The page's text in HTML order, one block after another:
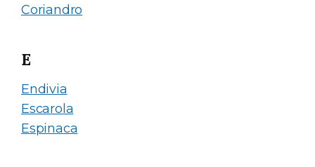
Coriandro
E
Endivia
Escarola
Espinaca